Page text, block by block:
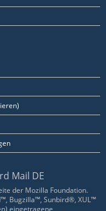
Mail DE
der Mozilla Foundation.
Bugzilla™, Sunbird®, XUL™